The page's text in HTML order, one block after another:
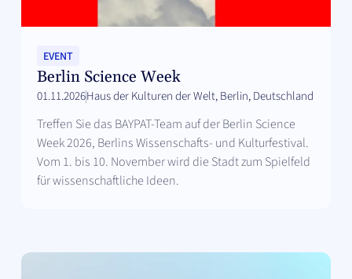
EVENT
Berlin Science Week
01.11.2026Haus der Kulturen der Welt, Berlin, Deutschland
Treffen Sie das BAYPAT-Team auf der Berlin Science
Week 2026, Berlins Wissenschafts- und Kulturfestival.
Vom 1. bis 10. November wird die Stadt zum Spielfeld
für wissenschaftliche Ideen.